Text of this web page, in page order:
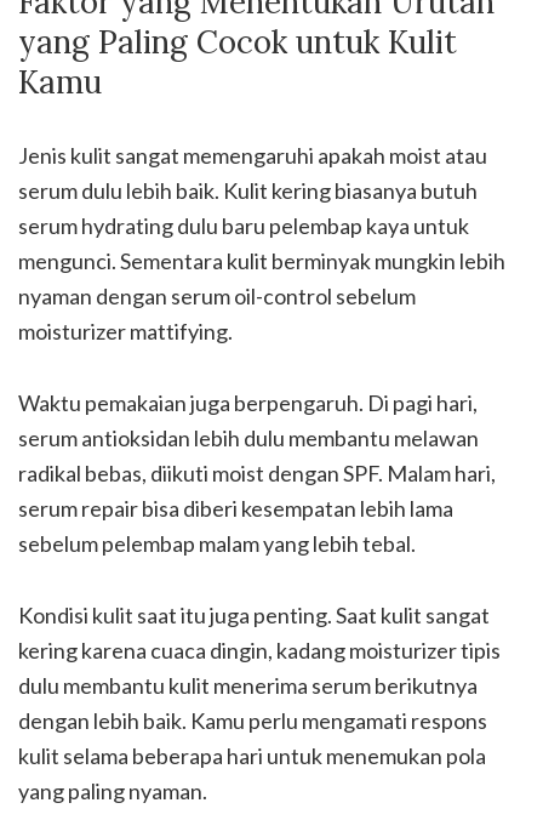
yang Paling Cocok untuk Kulit
Kamu
Jenis kulit sangat memengaruhi apakah moist atau
serum dulu lebih baik. Kulit kering biasanya butuh
serum hydrating dulu baru pelembap kaya untuk
mengunci. Sementara kulit berminyak mungkin lebih
nyaman dengan serum oil-control sebelum
moisturizer mattifying.
Waktu pemakaian juga berpengaruh. Di pagi hari,
serum antioksidan lebih dulu membantu melawan
radikal bebas, diikuti moist dengan SPF. Malam hari,
serum repair bisa diberi kesempatan lebih lama
sebelum pelembap malam yang lebih tebal.
Kondisi kulit saat itu juga penting. Saat kulit sangat
kering karena cuaca dingin, kadang moisturizer tipis
dulu membantu kulit menerima serum berikutnya
dengan lebih baik. Kamu perlu mengamati respons
kulit selama beberapa hari untuk menemukan pola
yang paling nyaman.